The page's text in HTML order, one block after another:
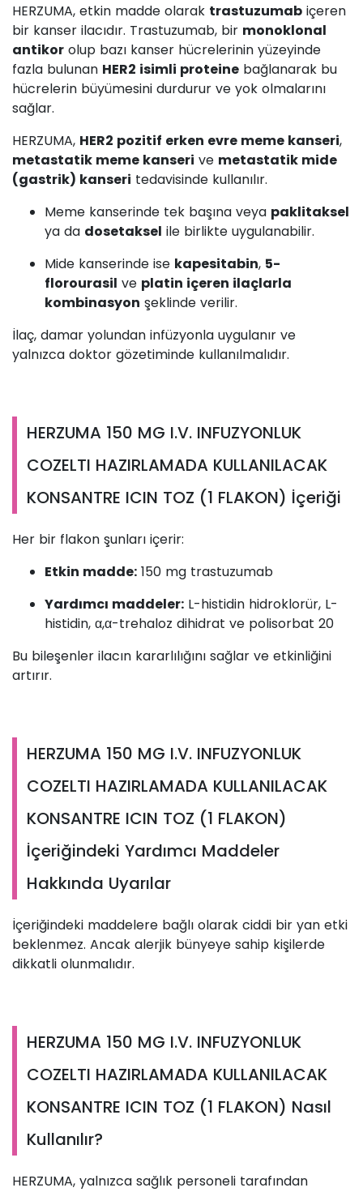
HERZUMA, etkin madde olarak trastuzumab içeren
bir kanser ilacıdır. Trastuzumab, bir monoklonal
antikor olup bazı kanser hücrelerinin yüzeyinde
fazla bulunan HER2 isimli proteine bağlanarak bu
hücrelerin büyümesini durdurur ve yok olmalarını
sağlar.
HERZUMA, HER2 pozitif erken evre meme kanseri,
metastatik meme kanseri ve metastatik mide
(gastrik) kanseri tedavisinde kullanılır.
Meme kanserinde tek başına veya paklitaksel
ya da dosetaksel ile birlikte uygulanabilir.
Mide kanserinde ise kapesitabin, 5-
florourasil ve platin içeren ilaçlarla
kombinasyon şeklinde verilir.
İlaç, damar yolundan infüzyonla uygulanır ve
yalnızca doktor gözetiminde kullanılmalıdır.
HERZUMA 150 MG I.V. INFUZYONLUK
COZELTI HAZIRLAMADA KULLANILACAK
KONSANTRE ICIN TOZ (1 FLAKON) İçeriği
Her bir flakon şunları içerir:
Etkin madde: 150 mg trastuzumab
Yardımcı maddeler: L-histidin hidroklorür, L-
histidin, α,α-trehaloz dihidrat ve polisorbat 20
Bu bileşenler ilacın kararlılığını sağlar ve etkinliğini
artırır.
HERZUMA 150 MG I.V. INFUZYONLUK
COZELTI HAZIRLAMADA KULLANILACAK
KONSANTRE ICIN TOZ (1 FLAKON)
İçeriğindeki Yardımcı Maddeler
Hakkında Uyarılar
İçeriğindeki maddelere bağlı olarak ciddi bir yan etki
beklenmez. Ancak alerjik bünyeye sahip kişilerde
dikkatli olunmalıdır.
HERZUMA 150 MG I.V. INFUZYONLUK
COZELTI HAZIRLAMADA KULLANILACAK
KONSANTRE ICIN TOZ (1 FLAKON) Nasıl
Kullanılır?
HERZUMA, yalnızca sağlık personeli tarafından